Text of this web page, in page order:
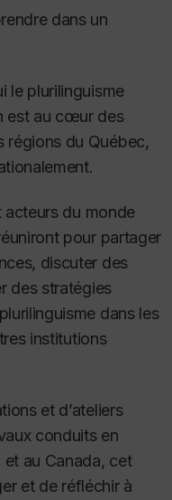
dans un
le plurilinguisme
est au cœur des
régions du Québec,
acteurs du monde
pour partager
discuter des
des stratégies
dans les
institutions
et d’ateliers
conduits en
au Canada, cet
et de réfléchir à